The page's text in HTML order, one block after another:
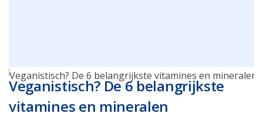
Veganistisch? De 6 belangrijkste
vitamines en mineralen